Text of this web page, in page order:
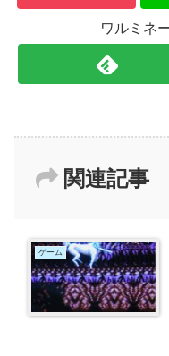
ワルミネ
関連記事
ゲーム